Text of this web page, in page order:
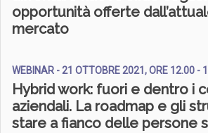
opportunità offerte
mercato
WEBINAR - 21 OTTOBRE 2021, ORE 12.00 -
Hybrid work: fuori e dentro i
aziendali. La roadmap e gli
stare a fianco delle persone